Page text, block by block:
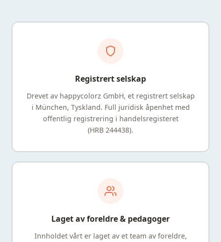
Registrert selskap
Drevet av happycolorz GmbH, et registrert selskap
i München, Tyskland. Full juridisk åpenhet med
offentlig registrering i handelsregisteret
(HRB 244438).
Laget av foreldre & pedagoger
Innholdet vårt er laget av et team av foreldre,